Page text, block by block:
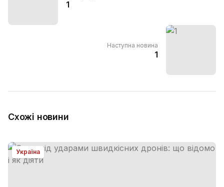
1
Наступна новина
1
Схожі новини
Україна